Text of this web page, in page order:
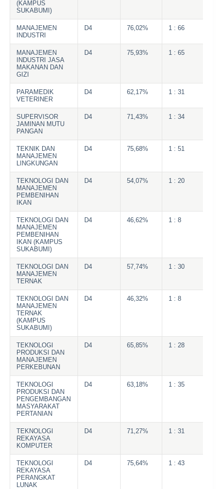
(KAMPUS
SUKABUMI)
MANAJEMEN
INDUSTRI
D4 76,02% 1 : 66
MANAJEMEN
INDUSTRI JASA
MAKANAN DAN
GIZI
D4 75,93% 1 : 65
PARAMEDIK
VETERINER
D4 62,17% 1 : 31
SUPERVISOR
JAMINAN MUTU
PANGAN
D4 71,43% 1 : 34
TEKNIK DAN
MANAJEMEN
LINGKUNGAN
D4 75,68% 1 : 51
TEKNOLOGI DAN
MANAJEMEN
PEMBENIHAN
IKAN
D4 54,07% 1 : 20
TEKNOLOGI DAN
MANAJEMEN
PEMBENIHAN
IKAN (KAMPUS
SUKABUMI)
D4 46,62% 1 : 8
TEKNOLOGI DAN
MANAJEMEN
TERNAK
D4 57,74% 1 : 30
TEKNOLOGI DAN
MANAJEMEN
TERNAK
(KAMPUS
SUKABUMI)
D4 46,32% 1 : 8
TEKNOLOGI
PRODUKSI DAN
MANAJEMEN
PERKEBUNAN
D4 65,85% 1 : 28
TEKNOLOGI
PRODUKSI DAN
PENGEMBANGAN
MASYARAKAT
PERTANIAN
D4 63,18% 1 : 35
TEKNOLOGI
REKAYASA
KOMPUTER
D4 71,27% 1 : 31
TEKNOLOGI
REKAYASA
PERANGKAT
LUNAK
D4 75,64% 1 : 43